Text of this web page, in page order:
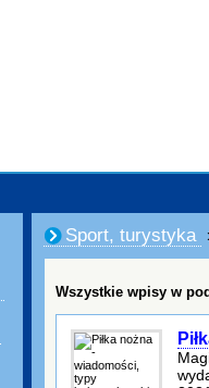
Sport, turystyka
Wszystkie wpisy w